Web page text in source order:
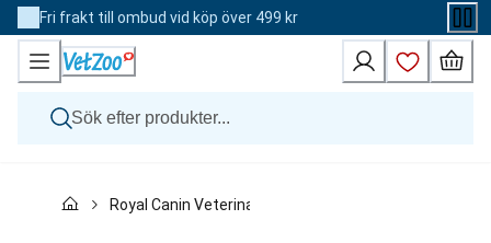
Skip
to
Content
Fri frakt till ombud vid köp över 499 kr
Katt
Royal Canin Veterinary Diets Dog Glycobalance